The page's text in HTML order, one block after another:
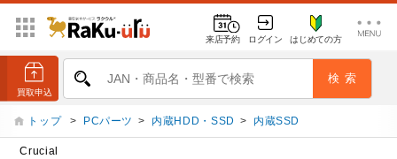
来店予約 ログイン はじめての方
トップ > PCパーツ > 内蔵HDD・SSD > 内蔵SSD
Crucial